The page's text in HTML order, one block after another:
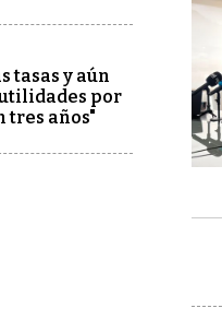
tasas y aún
por
tres años"